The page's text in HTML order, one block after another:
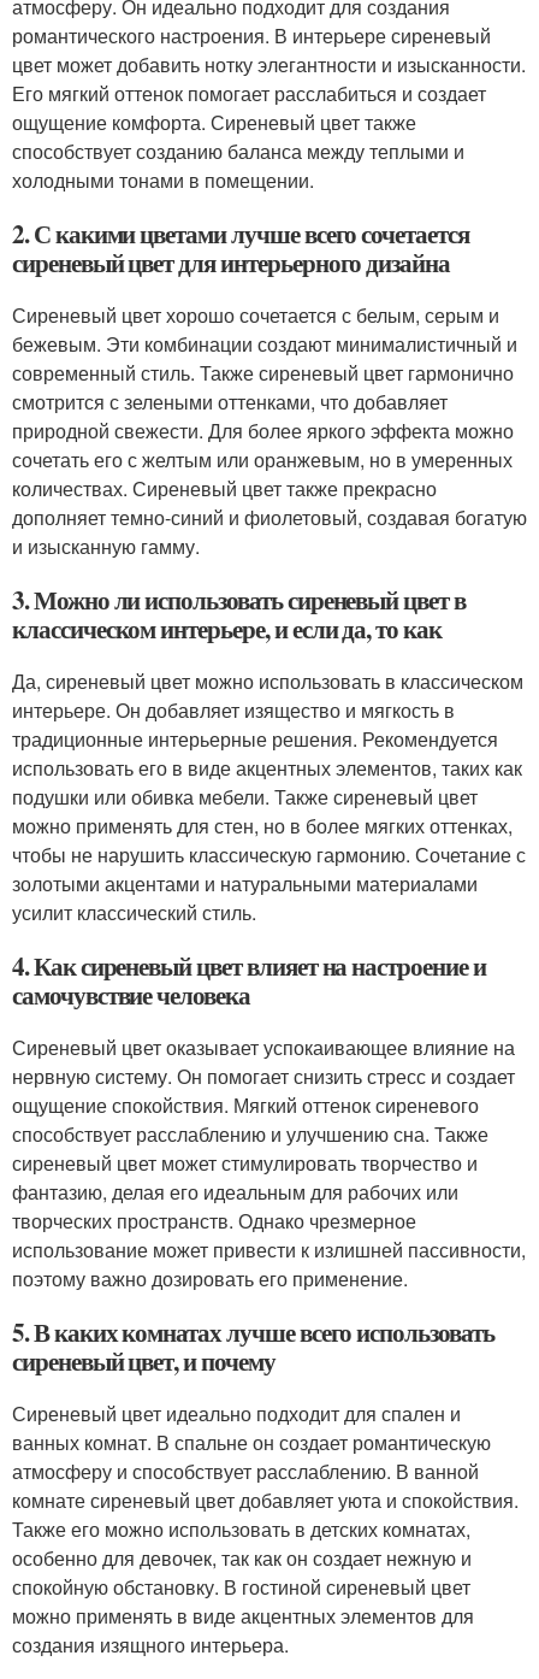
атмосферу. Он идеально подходит для создания
романтического настроения. В интерьере сиреневый
цвет может добавить нотку элегантности и изысканности.
Его мягкий оттенок помогает расслабиться и создает
ощущение комфорта. Сиреневый цвет также
способствует созданию баланса между теплыми и
холодными тонами в помещении.
2. С какими цветами лучше всего сочетается
сиреневый цвет для интерьерного дизайна
Сиреневый цвет хорошо сочетается с белым, серым и
бежевым. Эти комбинации создают минималистичный и
современный стиль. Также сиреневый цвет гармонично
смотрится с зелеными оттенками, что добавляет
природной свежести. Для более яркого эффекта можно
сочетать его с желтым или оранжевым, но в умеренных
количествах. Сиреневый цвет также прекрасно
дополняет темно-синий и фиолетовый, создавая богатую
и изысканную гамму.
3. Можно ли использовать сиреневый цвет в
классическом интерьере, и если да, то как
Да, сиреневый цвет можно использовать в классическом
интерьере. Он добавляет изящество и мягкость в
традиционные интерьерные решения. Рекомендуется
использовать его в виде акцентных элементов, таких как
подушки или обивка мебели. Также сиреневый цвет
можно применять для стен, но в более мягких оттенках,
чтобы не нарушить классическую гармонию. Сочетание с
золотыми акцентами и натуральными материалами
усилит классический стиль.
4. Как сиреневый цвет влияет на настроение и
самочувствие человека
Сиреневый цвет оказывает успокаивающее влияние на
нервную систему. Он помогает снизить стресс и создает
ощущение спокойствия. Мягкий оттенок сиреневого
способствует расслаблению и улучшению сна. Также
сиреневый цвет может стимулировать творчество и
фантазию, делая его идеальным для рабочих или
творческих пространств. Однако чрезмерное
использование может привести к излишней пассивности,
поэтому важно дозировать его применение.
5. В каких комнатах лучше всего использовать
сиреневый цвет, и почему
Сиреневый цвет идеально подходит для спален и
ванных комнат. В спальне он создает романтическую
атмосферу и способствует расслаблению. В ванной
комнате сиреневый цвет добавляет уюта и спокойствия.
Также его можно использовать в детских комнатах,
особенно для девочек, так как он создает нежную и
спокойную обстановку. В гостиной сиреневый цвет
можно применять в виде акцентных элементов для
создания изящного интерьера.